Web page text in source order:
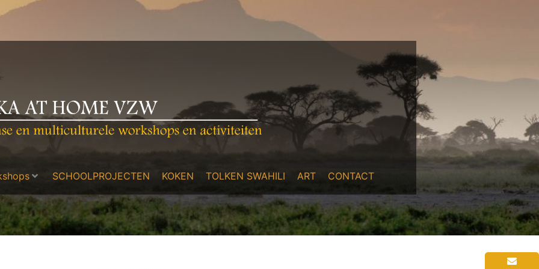
SCHOOLPROJECTEN KOKEN TOLKEN SWAHILI ART CONTACT